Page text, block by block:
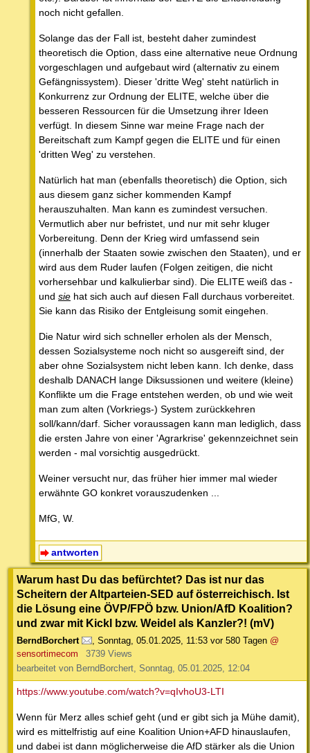
noch nicht gefallen.
Solange das der Fall ist, besteht daher zumindest
theoretisch die Option, dass eine alternative neue Ordnung
vorgeschlagen und aufgebaut wird (alternativ zu einem
Gefängnissystem). Dieser 'dritte Weg' steht natürlich in
Konkurrenz zur Ordnung der ELITE, welche über die
besseren Ressourcen für die Umsetzung ihrer Ideen
verfügt. In diesem Sinne war meine Frage nach der
Bereitschaft zum Kampf gegen die ELITE und für einen
'dritten Weg' zu verstehen.
Natürlich hat man (ebenfalls theoretisch) die Option, sich
aus diesem ganz sicher kommenden Kampf
herauszuhalten. Man kann es zumindest versuchen.
Vermutlich aber nur befristet, und nur mit sehr kluger
Vorbereitung. Denn der Krieg wird umfassend sein
(innerhalb der Staaten sowie zwischen den Staaten), und er
wird aus dem Ruder laufen (Folgen zeitigen, die nicht
vorhersehbar und kalkulierbar sind). Die ELITE weiß das -
und sie hat sich auch auf diesen Fall durchaus vorbereitet.
Sie kann das Risiko der Entgleisung somit eingehen.
Die Natur wird sich schneller erholen als der Mensch,
dessen Sozialsysteme noch nicht so ausgereift sind, der
aber ohne Sozialsystem nicht leben kann. Ich denke, dass
deshalb DANACH lange Diksussionen und weitere (kleine)
Konflikte um die Frage entstehen werden, ob und wie weit
man zum alten (Vorkriegs-) System zurückkehren
soll/kann/darf. Sicher voraussagen kann man lediglich, dass
die ersten Jahre von einer 'Agrarkrise' gekennzeichnet sein
werden - mal vorsichtig ausgedrückt.
Weiner versucht nur, das früher hier immer mal wieder
erwähnte GO konkret vorauszudenken ...
MfG, W.
antworten
Warum hast Du das befürchtet? Das ist nur das
Scheitern der Altparteien-SED auf österreichisch. Ist
die Lösung eine ÖVP/FPÖ bzw. Union/AfD Koalition?
und zwar mit Kickl bzw. Weidel als Kanzler?! (mV)
BerndBorchert , Sonntag, 05.01.2025, 11:53 vor 580 Tagen @
sensortimecom
3739 Views
bearbeitet von BerndBorchert, Sonntag, 05.01.2025, 12:04
https://www.youtube.com/watch?v=qIvhoU3-LTI
Wenn für Merz alles schief geht (und er gibt sich ja Mühe damit),
wird es mittelfristig auf eine Koalition Union+AFD hinauslaufen,
und dabei ist dann möglicherweise die AfD stärker als die Union